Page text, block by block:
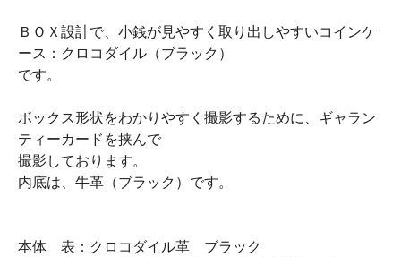
ＢＯＸ設計で、小銭が見やすく取り出しやすいコインケ
ース：クロコダイル（ブラック）
です。
ボックス形状をわかりやすく撮影するために、ギャラン
ティーカードを挟んで
撮影しております。
内底は、牛革（ブラック）です。
本体 表：クロコダイル革 ブラック